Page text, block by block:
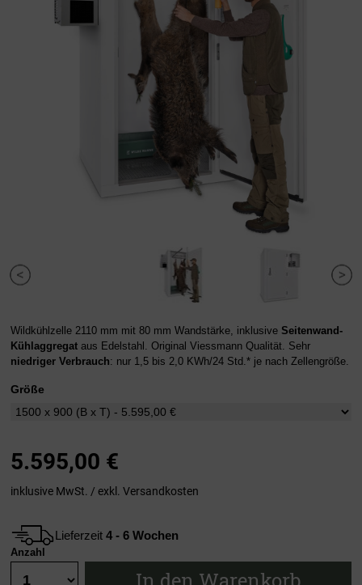
Wildkühlzelle 2110 mm mit 80 mm Wandstärke, inklusive Seitenwand-
Kühlaggregat aus Edelstahl. Original Viessmann Qualität. Sehr
niedriger Verbrauch: nur 1,5 bis 2,0 KWh/24 Std.* je nach Zellengröße.
Größe
5.595,00 €
inklusive MwSt. / exkl. Versandkosten
Lieferzeit 4 - 6 Wochen
Anzahl